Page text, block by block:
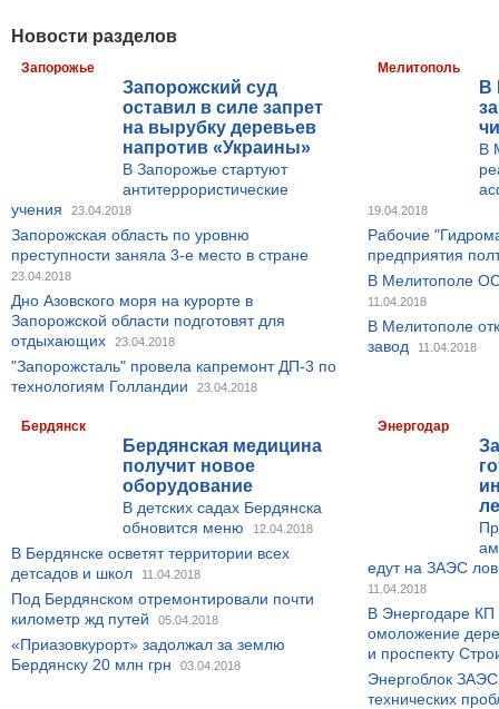
Новости разделов
Запорожье
Запорожский суд
оставил в силе запрет
на вырубку деревьев
напротив «Украины»
В Запорожье стартуют
антитеррористические
учения
23.04.2018
Запорожская область по уровню
преступности заняла 3-е место в стране
23.04.2018
Дно Азовского моря на курорте в
Запорожской области подготовят для
отдыхающих
23.04.2018
"Запорожсталь" провела капремонт ДП-3 по
технологиям Голландии
23.04.2018
Мелитополь
В
В
19.04.2018
Рабочие
предприятия
В Мелитополе
11.04.2018
В Мелитополе
завод
11.04.2018
Бердянск
Бердянская медицина
получит новое
оборудование
В детских садах Бердянска
обновится меню
12.04.2018
В Бердянске осветят территории всех
детсадов и школ
11.04.2018
Под Бердянском отремонтировали почти
километр жд путей
05.04.2018
«Приазовкурорт» задолжал за землю
Бердянску 20 млн грн
03.04.2018
Энергодар
едут на ЗАЭС
11.04.2018
В Энергодаре
омоложение
и проспекту
Энергоблок
технических